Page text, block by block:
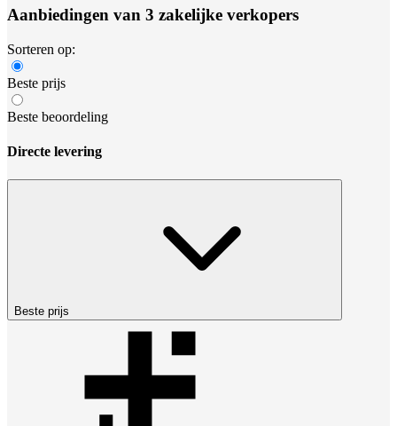
Aanbiedingen van 3 zakelijke verkopers
Sorteren op:
Beste prijs
Beste beoordeling
Directe levering
Beste prijs